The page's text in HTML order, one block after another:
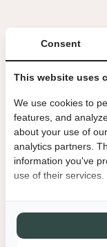
Ginko oorbellen
€35,00
Consent
This website uses
We use cookies to
features, and
about your use of
analytics partners.
information you've
use of their services.